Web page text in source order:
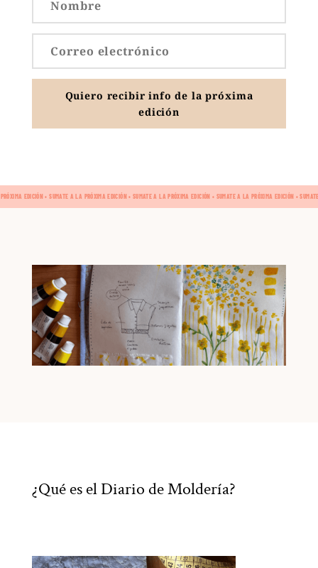
Quiero recibir info de la próxima
edición
EDICIÓN • SUMATE A LA PRÓXIMA EDICIÓN • SUMATE A LA PRÓXIMA EDICIÓN • SUMATE A LA PRÓXIMA EDICIÓN •
¿Qué es el Diario de Moldería?